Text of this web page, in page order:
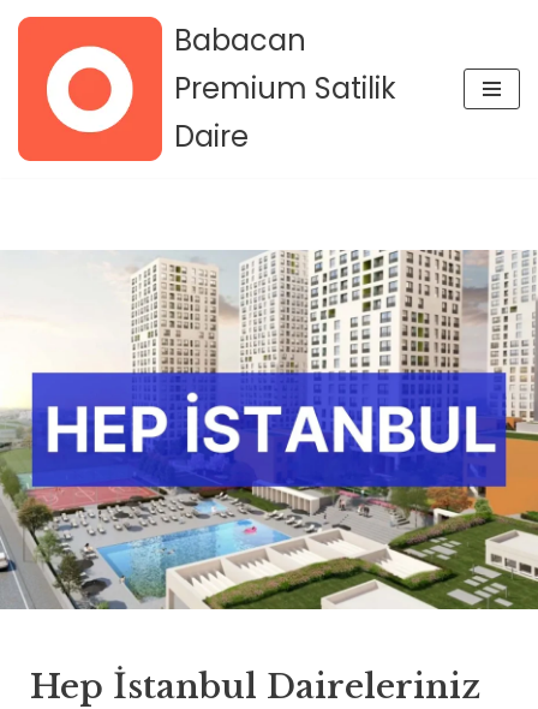
İçeriğe
geç
Babacan
Premium Satilik
Daire
Hep İstanbul Daireleriniz